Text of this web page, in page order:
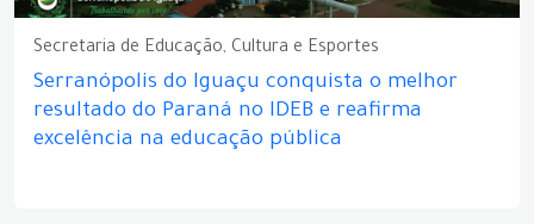
Secretaria de Educação, Cultura e Esportes
Serranópolis do Iguaçu conquista o melhor
resultado do Paraná no IDEB e reafirma
excelência na educação pública